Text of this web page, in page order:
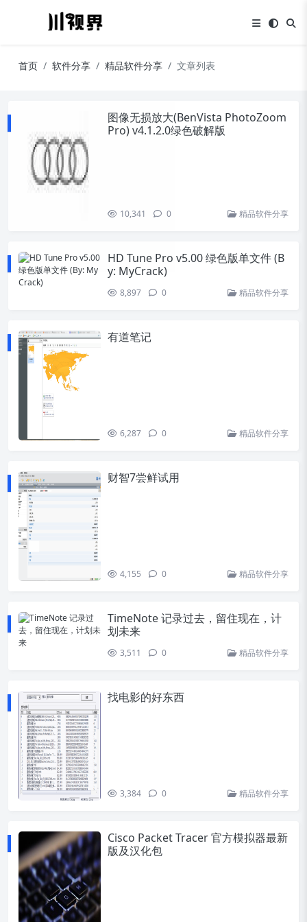
首页 软件分享 精品软件分享 文章列表
图像无损放大(BenVista PhotoZoom
Pro) v4.1.2.0绿色破解版
10,341 0 精品软件分享
HD Tune Pro v5.00 绿色版单文件 (B
y: MyCrack)
8,897 0 精品软件分享
有道笔记
6,287 0 精品软件分享
财智7尝鲜试用
4,155 0 精品软件分享
TimeNote 记录过去，留住现在，计
划未来
3,511 0 精品软件分享
找电影的好东西
3,384 0 精品软件分享
Cisco Packet Tracer 官方模拟器最新
版及汉化包